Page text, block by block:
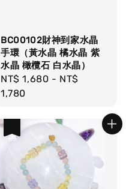
BC00102財神到家水晶
手環（黃水晶 橘水晶 紫
水晶 橄欖石 白水晶）
Regular
price
NT$ 1,680 - NT$
1,780